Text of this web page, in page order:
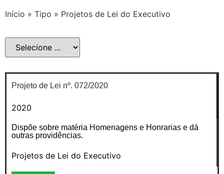
Início » Tipo » Projetos de Lei do Executivo
Projeto de Lei nº. 072/2020
2020
Dispõe sobre matéria Homenagens e Honrarias e dá
outras providências.
Projetos de Lei do Executivo